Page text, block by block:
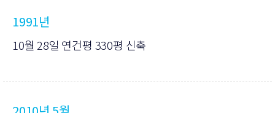
1991년
10월 28일 연건평 330평 신축